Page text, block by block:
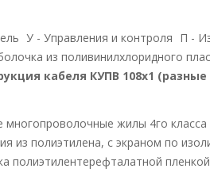
У - Управления и контроля П -
из поливинилхлоридного
кабеля КУПВ 108х1 (разные
многопроволочные жилы 4го класса
из полиэтилена, с экраном по
полиэтилентерефталатной